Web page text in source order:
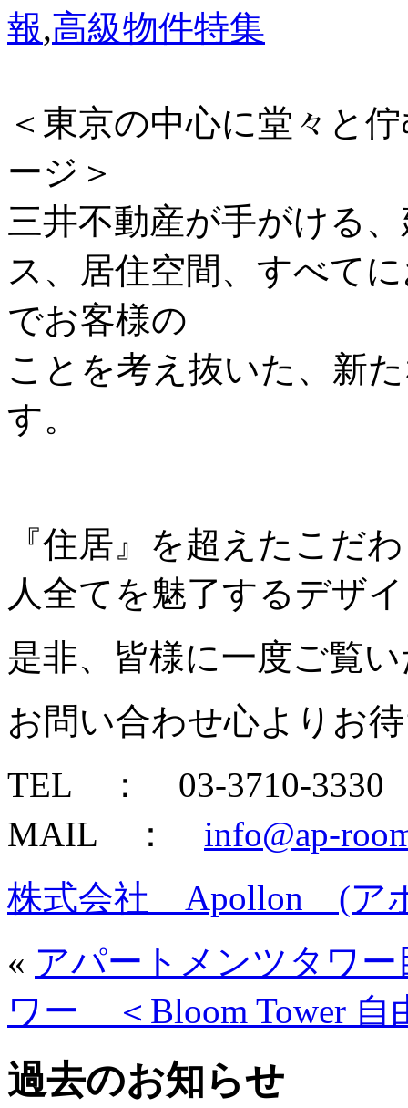
報,高級物件特集
＜東京の中心に堂々と
ージ＞
三井不動産が手がける
ス、居住空間、すべて
でお客様の
ことを考え抜いた、新
す。
『住居』を超えたこだ
人全てを魅了するデザ
是非、皆様に一度ご覧
お問い合わせ心よりお
TEL ： 03‐3710‐3330
MAIL ： info@ap-
株式会社 Apollon (ア
« アパートメンツタワ
ワー ＜Bloom Tower 自
過去のお知らせ